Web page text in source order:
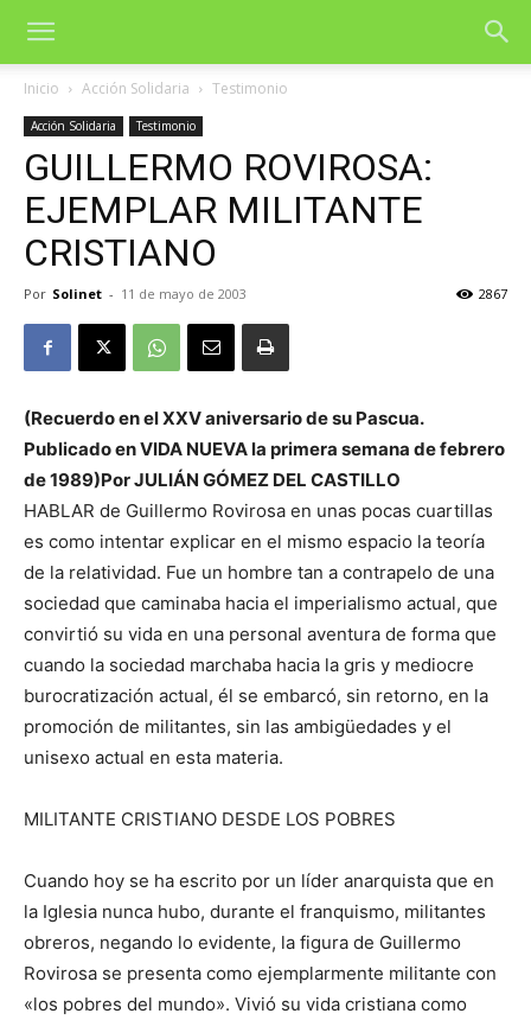
Inicio Acción Solidaria Testimonio
Acción Solidaria Testimonio
GUILLERMO ROVIROSA:
EJEMPLAR MILITANTE
CRISTIANO
Por Solinet - 11 de mayo de 2003 2867
(Recuerdo en el XXV aniversario de su Pascua.
Publicado en VIDA NUEVA la primera semana de febrero
de 1989)Por JULIÁN GÓMEZ DEL CASTILLO
HABLAR de Guillermo Rovirosa en unas pocas cuartillas
es como intentar explicar en el mismo espacio la teoría
de la relatividad. Fue un hombre tan a contrapelo de una
sociedad que caminaba hacia el imperialismo actual, que
convirtió su vida en una personal aventura de forma que
cuando la sociedad marchaba hacia la gris y mediocre
burocratización actual, él se embarcó, sin retorno, en la
promoción de militantes, sin las ambigüedades y el
unisexo actual en esta materia.
MILITANTE CRISTIANO DESDE LOS POBRES
Cuando hoy se ha escrito por un líder anarquista que en
la Iglesia nunca hubo, durante el franquismo, militantes
obreros, negando lo evidente, la figura de Guillermo
Rovirosa se presenta como ejemplarmente militante con
«los pobres del mundo». Vivió su vida cristiana como